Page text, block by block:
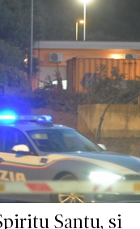
Santu, si